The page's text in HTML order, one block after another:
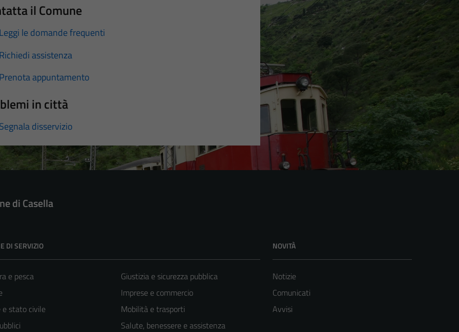
il Comune
Leggi le domande frequenti
Richiedi assistenza
Prenota appuntamento
in città
Segnala disservizio
di Casella
DI SERVIZIO
e pesca
e stato civile
Giustizia e sicurezza pubblica
Imprese e commercio
Mobilità e trasporti
Salute, benessere e assistenza
NOVITÀ
Notizie
Comunicati
Avvisi